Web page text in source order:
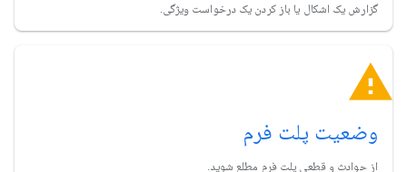
گزارش یک اشکال یا باز کردن یک درخواست ویژگی.
وضعیت پلت فرم
از حوادث و قطعی پلت فرم مطلع شوید.